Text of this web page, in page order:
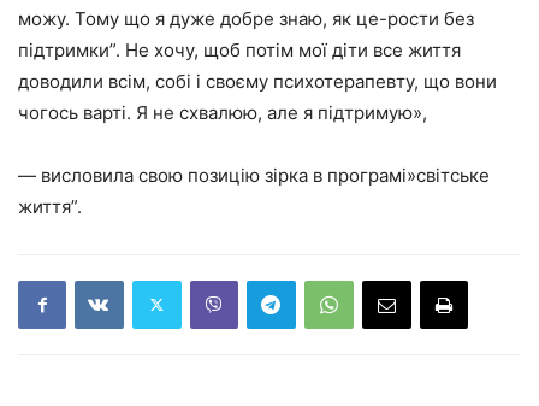
можу. Тому що я дуже добре знаю, як це-рости без
підтримки”. Не хочу, щоб потім мої діти все життя
доводили всім, собі і своєму психотерапевту, що вони
чогось варті. Я не схвалюю, але я підтримую»,
— висловила свою позицію зірка в програмі»світське
життя”.